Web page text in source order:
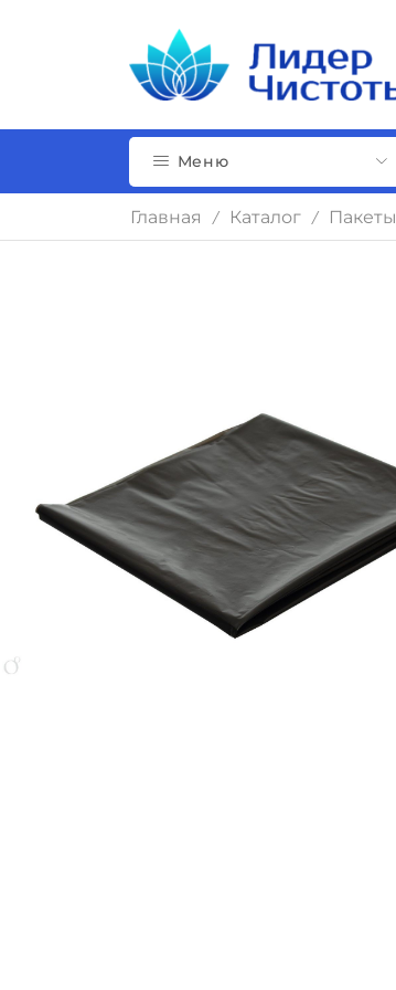
Меню
Главная / Каталог / Пакеты